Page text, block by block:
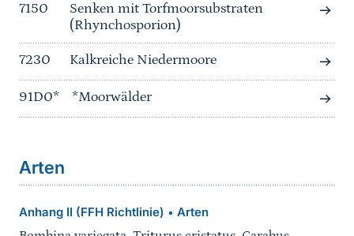
7150
Senken mit Torfmoorsubstraten
(Rhynchosporion)
7230 Kalkreiche Niedermoore
91D0* *Moorwälder
Arten
Anhang II (FFH Richtlinie) • Arten